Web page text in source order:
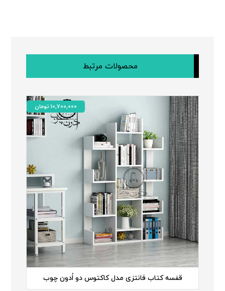
محصولات مرتبط
قفسه کتاب فانتزی مدل کاکتوس دو اُدون چوب
10,700,000 تومان